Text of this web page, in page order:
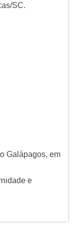
SC.
Galápagos, em
e